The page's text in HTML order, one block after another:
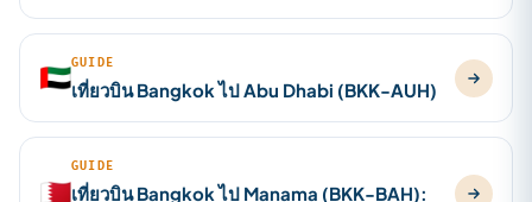
🇦🇪GUIDE
เที่ยวบิน Bangkok ไป Abu Dhabi (BKK-AUH)
🇧🇭
GUIDE
เที่ยวบิน Bangkok ไป Manama (BKK-BAH):